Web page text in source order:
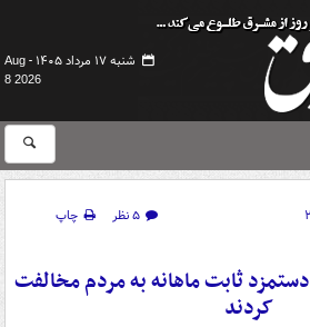
شنبه ۱۷ مرداد ۱۴۰۵ -
Aug
8 2026
۵ نظر
چاپ
ثابت ماهانه به مردم مخالفت
کردند